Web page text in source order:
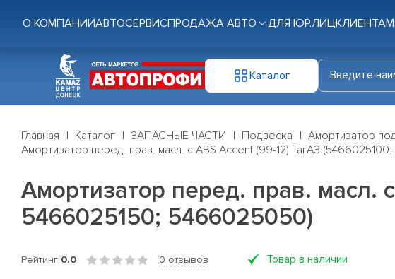
О КОМПАНИИАВТОСЕРВИСПРОДАЖА АВТО ДЛЯ ЮР.ЛИЦКЛИЕНТАМ
Каталог
Главная Каталог ЗАПАСНЫЕ ЧАСТИ Подвеска
Амортизатор
Амортизатор перед. прав. масл. c ABS Accent (99-12) ТагАЗ
Амортизатор перед. прав. масл.
5466025150; 5466025050)
Рейтинг 0.0 0 отзывов Товар в наличии